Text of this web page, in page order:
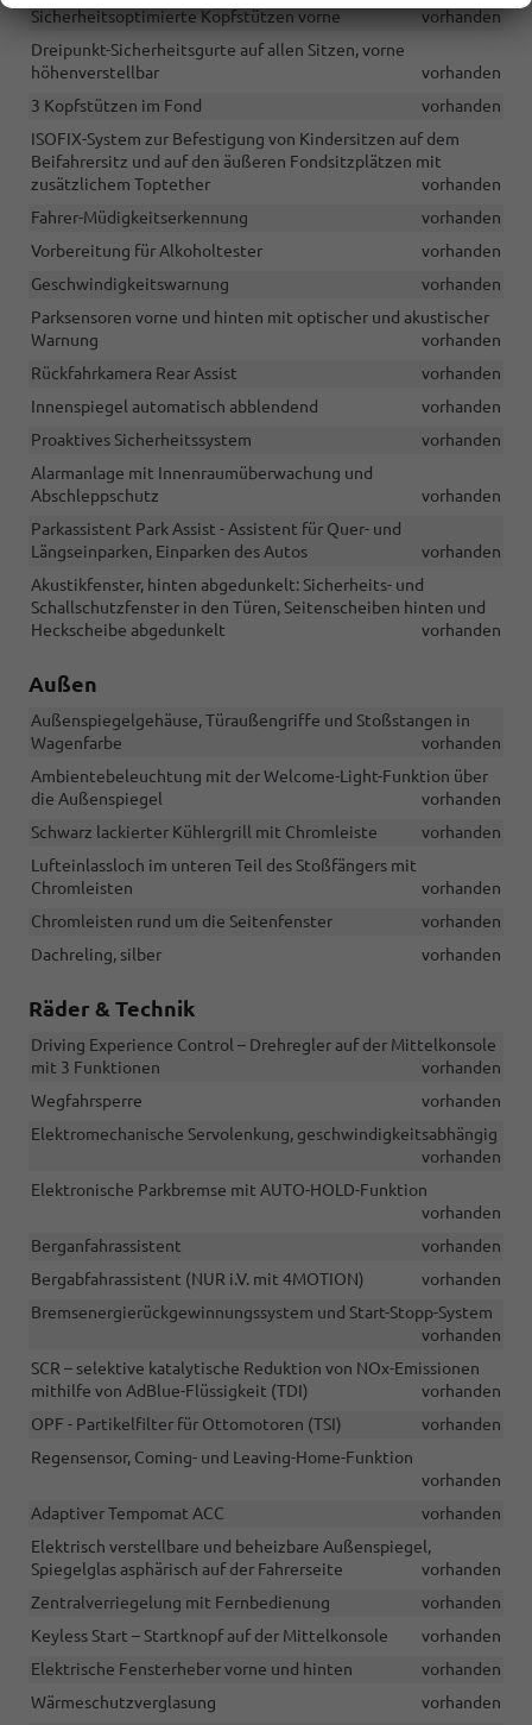
Sicherheitsoptimierte Kopfstützen vorne
vorhanden
Dreipunkt-Sicherheitsgurte auf allen Sitzen, vorne
höhenverstellbar
vorhanden
3 Kopfstützen im Fond
vorhanden
ISOFIX-System zur Befestigung von Kindersitzen auf dem
Beifahrersitz und auf den äußeren Fondsitzplätzen mit
zusätzlichem Toptether
vorhanden
Fahrer-Müdigkeitserkennung
vorhanden
Vorbereitung für Alkoholtester
vorhanden
Geschwindigkeitswarnung
vorhanden
Parksensoren vorne und hinten mit optischer und akustischer
Warnung
vorhanden
Rückfahrkamera Rear Assist
vorhanden
Innenspiegel automatisch abblendend
vorhanden
Proaktives Sicherheitssystem
vorhanden
Alarmanlage mit Innenraumüberwachung und
Abschleppschutz
vorhanden
Parkassistent Park Assist - Assistent für Quer- und
Längseinparken, Einparken des Autos
vorhanden
Akustikfenster, hinten abgedunkelt: Sicherheits- und
Schallschutzfenster in den Türen, Seitenscheiben hinten und
Heckscheibe abgedunkelt
vorhanden
Außen
Außenspiegelgehäuse, Türaußengriffe und Stoßstangen in
Wagenfarbe
vorhanden
Ambientebeleuchtung mit der Welcome-Light-Funktion über
die Außenspiegel
vorhanden
Schwarz lackierter Kühlergrill mit Chromleiste
vorhanden
Lufteinlassloch im unteren Teil des Stoßfängers mit
Chromleisten
vorhanden
Chromleisten rund um die Seitenfenster
vorhanden
Dachreling, silber
vorhanden
Räder & Technik
Driving Experience Control – Drehregler auf der Mittelkonsole
mit 3 Funktionen
vorhanden
Wegfahrsperre
vorhanden
Elektromechanische Servolenkung, geschwindigkeitsabhängig
vorhanden
Elektronische Parkbremse mit AUTO-HOLD-Funktion
vorhanden
Berganfahrassistent
vorhanden
Bergabfahrassistent (NUR i.V. mit 4MOTION)
vorhanden
Bremsenergierückgewinnungssystem und Start-Stopp-System
vorhanden
SCR – selektive katalytische Reduktion von NOx-Emissionen
mithilfe von AdBlue-Flüssigkeit (TDI)
vorhanden
OPF - Partikelfilter für Ottomotoren (TSI)
vorhanden
Regensensor, Coming- und Leaving-Home-Funktion
vorhanden
Adaptiver Tempomat ACC
vorhanden
Elektrisch verstellbare und beheizbare Außenspiegel,
Spiegelglas asphärisch auf der Fahrerseite
vorhanden
Zentralverriegelung mit Fernbedienung
vorhanden
Keyless Start – Startknopf auf der Mittelkonsole
vorhanden
Elektrische Fensterheber vorne und hinten
vorhanden
Wärmeschutzverglasung
vorhanden